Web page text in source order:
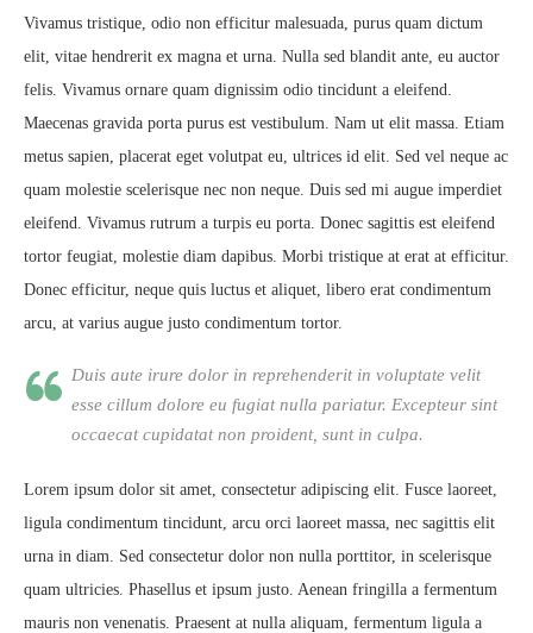
Vivamus tristique, odio non efficitur malesuada, purus quam dictum
elit, vitae hendrerit ex magna et urna. Nulla sed blandit ante, eu auctor
felis. Vivamus ornare quam dignissim odio tincidunt a eleifend.
Maecenas gravida porta purus est vestibulum. Nam ut elit massa. Etiam
metus sapien, placerat eget volutpat eu, ultrices id elit. Sed vel neque ac
quam molestie scelerisque nec non neque. Duis sed mi augue imperdiet
eleifend. Vivamus rutrum a turpis eu porta. Donec sagittis est eleifend
tortor feugiat, molestie diam dapibus. Morbi tristique at erat at efficitur.
Donec efficitur, neque quis luctus et aliquet, libero erat condimentum
arcu, at varius augue justo condimentum tortor.
Duis aute irure dolor in reprehenderit in voluptate velit
esse cillum dolore eu fugiat nulla pariatur. Excepteur sint
occaecat cupidatat non proident, sunt in culpa.
Lorem ipsum dolor sit amet, consectetur adipiscing elit. Fusce laoreet,
ligula condimentum tincidunt, arcu orci laoreet massa, nec sagittis elit
urna in diam. Sed consectetur dolor non nulla porttitor, in scelerisque
quam ultricies. Phasellus et ipsum justo. Aenean fringilla a fermentum
mauris non venenatis. Praesent at nulla aliquam, fermentum ligula a